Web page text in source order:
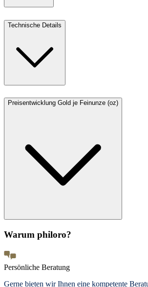
Technische Details
Preisentwicklung Gold je Feinunze (oz)
Warum philoro?
Persönliche Beratung
Gerne bieten wir Ihnen eine kompetente